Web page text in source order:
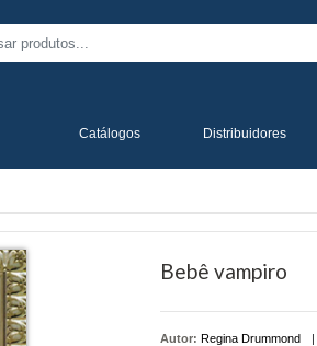
Catálogos Distribuidores
Bebê vampiro
Autor: Regina Drummond |